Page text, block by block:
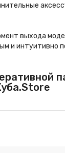
выхода
и интуитивно